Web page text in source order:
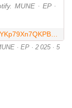
MUNE · EP ·
· EP · 2 025 · 5